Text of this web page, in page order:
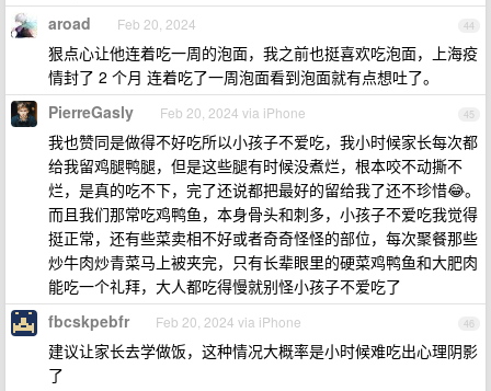
44
aroad Feb 20, 2024
狠点心让他连着吃一周的泡面，我之前也挺喜欢吃泡面，上海疫
情封了 2 个月 连着吃了一周泡面看到泡面就有点想吐了。
45
PierreGasly Feb 20, 2024 via iPhone
我也赞同是做得不好吃所以小孩子不爱吃，我小时候家长每次都
给我留鸡腿鸭腿，但是这些腿有时候没煮烂，根本咬不动撕不
烂，是真的吃不下，完了还说都把最好的留给我了还不珍惜😂。
而且我们那常吃鸡鸭鱼，本身骨头和刺多，小孩子不爱吃我觉得
挺正常，还有些菜卖相不好或者奇奇怪怪的部位，每次聚餐那些
炒牛肉炒青菜马上被夹完，只有长辈眼里的硬菜鸡鸭鱼和大肥肉
能吃一个礼拜，大人都吃得慢就别怪小孩子不爱吃了
46
fbcskpebfr Feb 20, 2024 via iPhone
建议让家长去学做饭，这种情况大概率是小时候难吃出心理阴影
了